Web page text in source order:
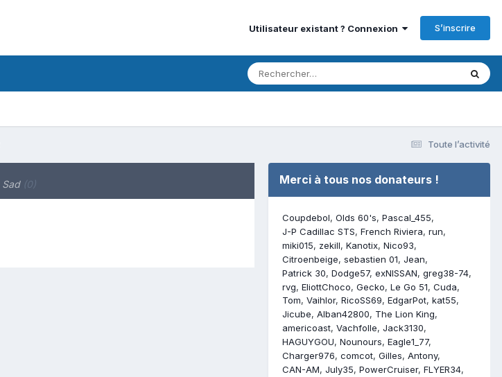
Utilisateur existant ? Connexion S’inscrire
Toute l’activité
Sad (0) Merci à tous nos donateurs !
Coupdebol Olds 60's Pascal_455
J-P Cadillac STS French Riviera run
miki015
zekill Kanotix Nico93
Citroenbeige sebastien 01 Jean
Patrick 30 Dodge57 exNISSAN greg38-74
rvg EliottChoco Gecko Le Go 51 Cuda
Tom Vaihlor RicoSS69 EdgarPot kat55
Jicube Alban42800
The Lion King
americoast Vachfolle Jack3130
HAGUYGOU Nounours Eagle1_77
Charger976 comcot Gilles Antony
CAN-AM July35 PowerCruiser FLYER34